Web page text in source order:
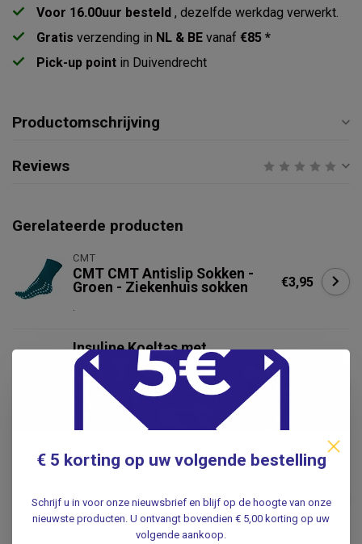
Voor 16.00uur besteld , dezelfde werkdag verwerkt.
Gratis verzending in NL & BE vanaf €85 *
Pick-up point in Duivendrecht
Productomschrijving
Reviews
Gerelateerde producten
CMT
CMT CMT Antislip Sokken -
Groen - Ziekenhuis sokken
.
€3,95
Insuline Koeltas met
Temperatuurdisplay –
Medicijn Koel Etui – 20 cm –
Reisetui voor Insuline &
Medicatie
MEDLINE
Dubbelzijdig - Ziekenhuis
sokken
€3,49
€ 5 korting op uw volgende bestelling
Schrijf u in voor onze nieuwsbrief en blijf op de hoogte van onze
nieuwste producten. U ontvangt bovendien € 5,00 korting op uw
volgende aankoop.